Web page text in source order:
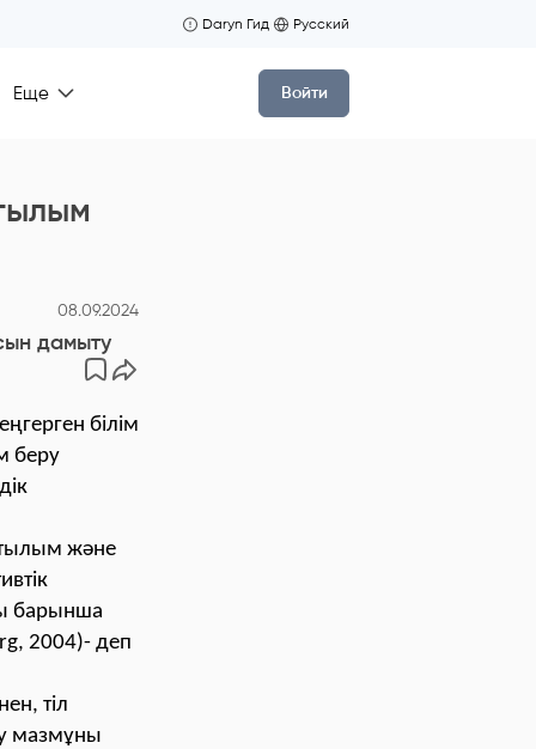
Daryn Гид Русский
Еще Войти
08.09.2024
дамыту
білім
беру
және
барынша
2004)- деп
тіл
мaзмұны